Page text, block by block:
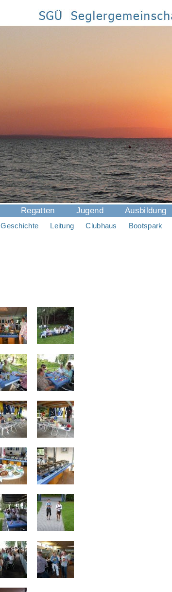
Geschichte Leitung Clubhaus Bootspark
Regatten Jugend Ausbildung